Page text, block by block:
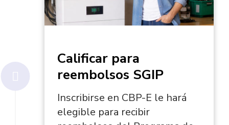
Calificar para
reembolsos SGIP
Inscribirse en CBP-E le hará
elegible para recibir